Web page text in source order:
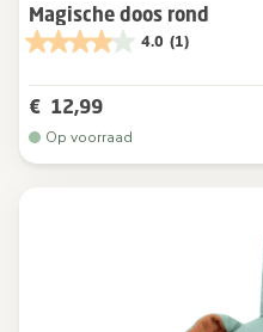
Magische doos rond
4.0 (1)
€ 12,99
Op voorraad